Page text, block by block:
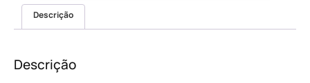
Descrição
Descrição